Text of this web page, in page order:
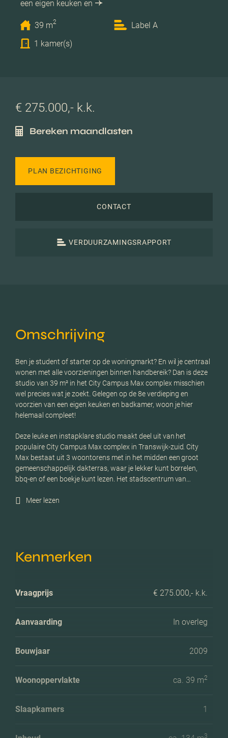
een eigen keuken en
39 m2
Label A
1 kamer(s)
€ 275.000,- k.k.
Bereken maandlasten
PLAN BEZICHTIGING
CONTACT
VERDUURZAMINGSRAPPORT
Omschrijving
Ben je student of starter op de woningmarkt? En wil je centraal
wonen met alle voorzieningen binnen handbereik? Dan is deze
studio van 39 m² in het City Campus Max complex misschien
wel precies wat je zoekt. Gelegen op de 8e verdieping en
voorzien van een eigen keuken en badkamer, woon je hier
helemaal compleet!
Deze leuke en instapklare studio maakt deel uit van het
populaire City Campus Max complex in Transwijk-zuid. City
Max bestaat uit 3 woontorens met in het midden een groot
gemeenschappelijk dakterras, waar je lekker kunt borrelen,
bbq-en of een boekje kunt lezen. Het stadscentrum van…
Meer lezen
Kenmerken
Vraagprijs € 275.000,- k.k.
Aanvaarding In overleg
Bouwjaar 2009
Woonoppervlakte ca. 39 m2
Slaapkamers 1
3